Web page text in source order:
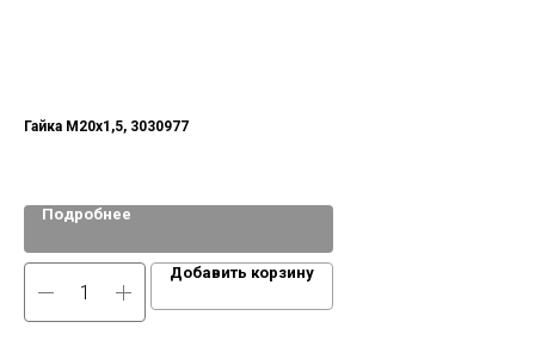
Гайка М20х1,5, 3030977
Подробнее
Добавить корзину